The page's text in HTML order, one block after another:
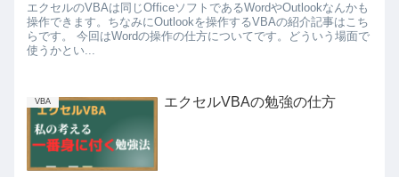
エクセルのVBAは同じOfficeソフトであるWordやOutlookなんかも
操作できます。ちなみにOutlookを操作するVBAの紹介記事はこち
らです。 今回はWordの操作の仕方についてです。どういう場面で
使うかとい...
VBA エクセルVBAの勉強の仕方